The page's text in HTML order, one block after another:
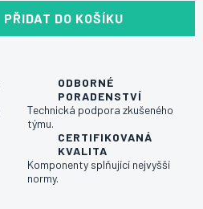
PŘIDAT DO KOŠÍKU
ODBORNÉ
PORADENSTVÍ
Technická podpora zkušeného
týmu.
CERTIFIKOVANÁ
KVALITA
Komponenty splňující nejvyšší
normy.